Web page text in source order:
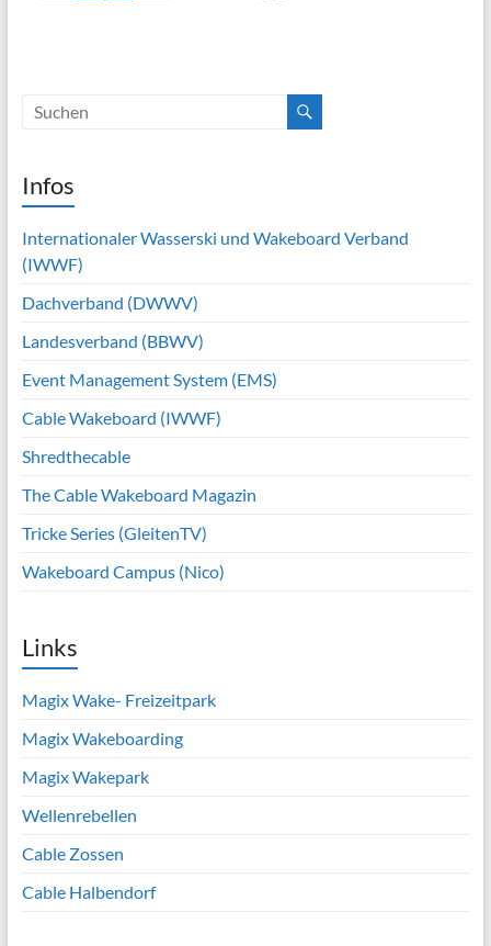
Infos
Internationaler Wasserski und Wakeboard Verband
(IWWF)
Dachverband (DWWV)
Landesverband (BBWV)
Event Management System (EMS)
Cable Wakeboard (IWWF)
Shredthecable
The Cable Wakeboard Magazin
Tricke Series (GleitenTV)
Wakeboard Campus (Nico)
Links
Magix Wake- Freizeitpark
Magix Wakeboarding
Magix Wakepark
Wellenrebellen
Cable Zossen
Cable Halbendorf